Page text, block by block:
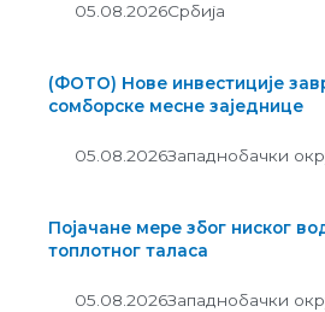
05.08.2026Србија
(ФОТО) Нове инвестиције
сомборске месне заједнице
05.08.2026Западнобачки
Појачане мере због ниског
топлотног таласа
05.08.2026Западнобачки